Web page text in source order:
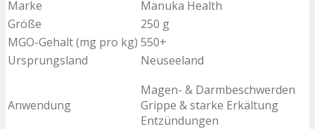
Marke
Manuka Health
Größe
250 g
MGO-Gehalt (mg pro kg) 550+
Ursprungsland
Neuseeland
Anwendung
Magen- & Darmbeschwerden
Grippe & starke Erkältung
Entzündungen